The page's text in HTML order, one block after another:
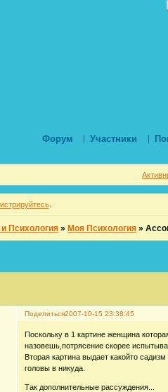
Форум Участники
.
Психология » Моя Психология »
Поделиться2007-10-15 23:38:45
Поскольку в 1 картине женщина
назовешь,потрясение скорее
Вторая картина выдает какойто
головы в никуда.
Так дополнительные рассуждения...